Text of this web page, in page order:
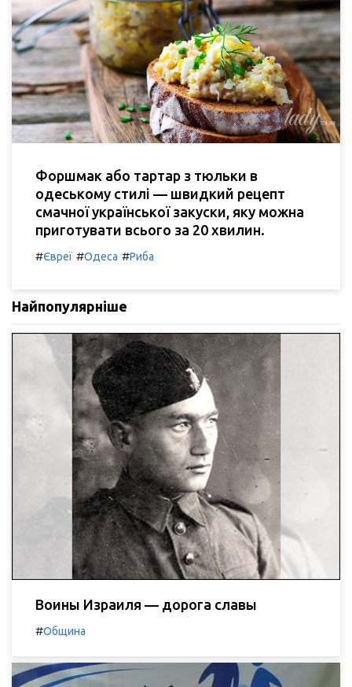
Форшмак або тартар з тюльки в
одеському стилі — швидкий рецепт
смачної української закуски, яку можна
приготувати всього за 20 хвилин.
#Євреї #Одеса #Риба
Найпопулярніше
Воины Израиля — дорога славы
#Община